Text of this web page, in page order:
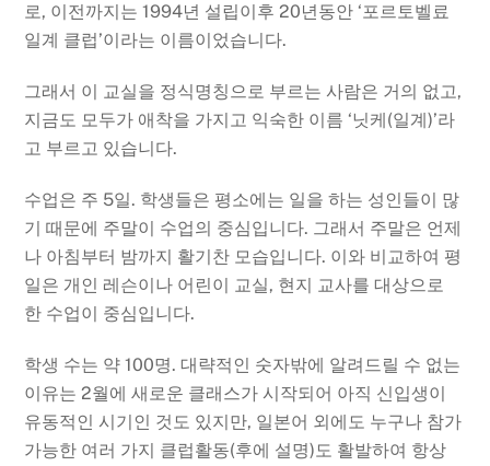
로, 이전까지는 1994년 설립이후 20년동안 ‘포르토벨료
일계 클럽’이라는 이름이었습니다.
그래서 이 교실을 정식명칭으로 부르는 사람은 거의 없고,
지금도 모두가 애착을 가지고 익숙한 이름 ‘닛케(일계)’라
고 부르고 있습니다.
수업은 주 5일. 학생들은 평소에는 일을 하는 성인들이 많
기 때문에 주말이 수업의 중심입니다. 그래서 주말은 언제
나 아침부터 밤까지 활기찬 모습입니다. 이와 비교하여 평
일은 개인 레슨이나 어린이 교실, 현지 교사를 대상으로
한 수업이 중심입니다.
학생 수는 약 100명. 대략적인 숫자밖에 알려드릴 수 없는
이유는 2월에 새로운 클래스가 시작되어 아직 신입생이
유동적인 시기인 것도 있지만, 일본어 외에도 누구나 참가
가능한 여러 가지 클럽활동(후에 설명)도 활발하여 항상